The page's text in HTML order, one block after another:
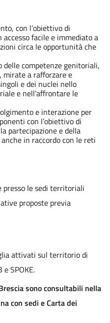
con l’obiettivo di
facile e immediato a
circa le opportunità che
competenze genitoriali,
mirate a rafforzare e
e dei nuclei nello
e nell’affrontare le
e interazione per
con l’obiettivo di
partecipazione e della
in raccordo con le reti
presso le sedi territoriali
proposte previa
attivati sul territorio di
SPOKE.
sono consultabili nella
con sedi e Carta dei